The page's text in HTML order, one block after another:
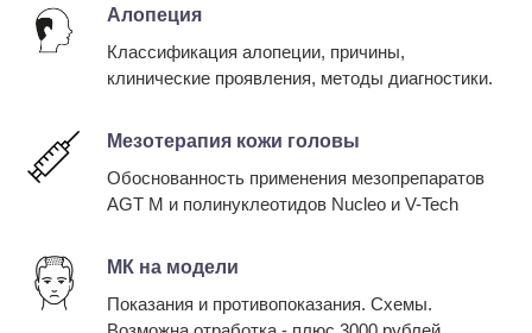
Алопеция
Классификация алопеции, причины,
клинические проявления, методы диагностики.
Мезотерапия кожи головы
Обоснованность применения мезопрепаратов
AGT M и полинуклеотидов Nucleo и V-Tech
МК на модели
Показания и противопоказания. Схемы.